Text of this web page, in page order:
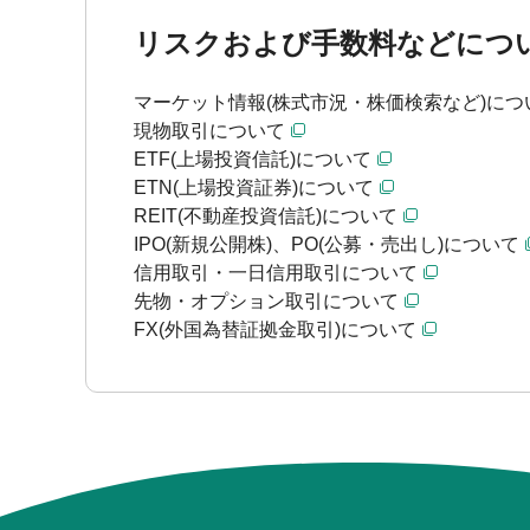
リスクおよび手数料などにつ
マーケット情報(株式市況・株価検索など)につ
現物取引について
ETF(上場投資信託)について
ETN(上場投資証券)について
REIT(不動産投資信託)について
IPO(新規公開株)、PO(公募・売出し)について
信用取引・一日信用取引について
先物・オプション取引について
FX(外国為替証拠金取引)について